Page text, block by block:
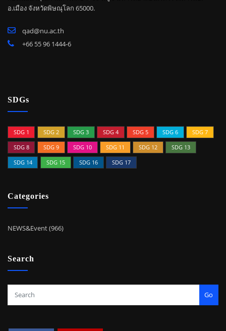
อ.เมือง จังหวัดพิษณุโลก 65000.
qad@nu.ac.th
+66 55 96 1444-6
SDGs
SDG 1 SDG 2 SDG 3 SDG 4 SDG 5 SDG 6
SDG 7
SDG 8
SDG 9 SDG 10 SDG 11 SDG 12
SDG 13
SDG 14
SDG 15 SDG 16 SDG 17
Categories
NEWS&Event (966)
Search
Go